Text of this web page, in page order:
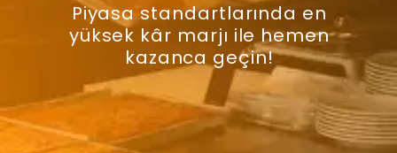
Piyasa standartlarında en
yüksek kâr marjı ile hemen
kazanca geçin!